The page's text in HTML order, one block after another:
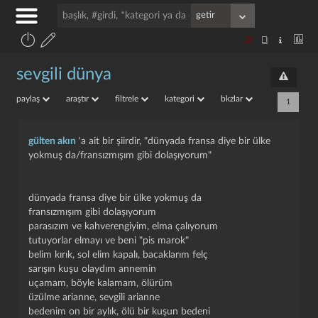
sevgili dünya
paylaş araştır filtrele kategori bkzlar 1
gülten akın 'a ait bir şiirdir, "dünyada fransa diye bir ülke
yokmuş da/fransızmışım gibi dolaşıyorum"
dünyada fransa diye bir ülke yokmuş da
fransızmışım gibi dolaşıyorum
parasızım ve kahverengiyim, elma çalıyorum
tutuyorlar elmayı ve beni "pis marok"
belim kırık, sol elim kapalı, bacaklarım felç
sarışın kuşu olaydım annemin
uçamam, böyle kalamam, ölürüm
üzülme arianne, sevgili arianne
bedenim on bir aylık, ölü bir kuşun bedeni